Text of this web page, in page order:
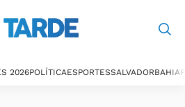
2026POLÍTICAESPORTESSALVADORBAHIA